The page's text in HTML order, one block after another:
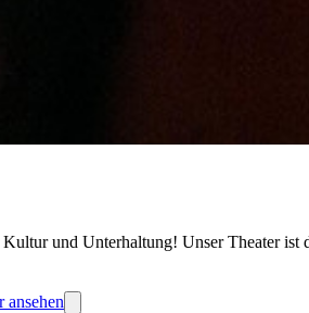
und Unterhaltung! Unser Theater
ansehen